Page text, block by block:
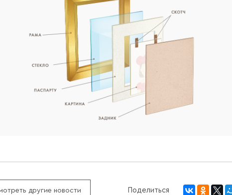
другие новости Поделиться